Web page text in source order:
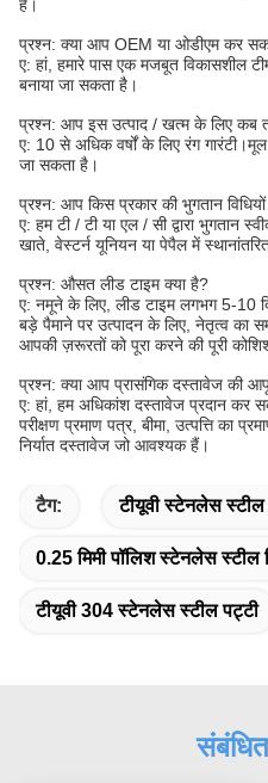
हैं।
प्रश्न: क्या आप OEM या ओडीएम कर
ए: हां, हमारे पास एक मजबूत विकासशील
बनाया जा सकता है।
प्रश्न: आप इस उत्पाद / खत्म के लिए कब
ए: 10 से अधिक वर्षों के लिए रंग गारंटी।मूल
जा सकता है।
प्रश्न: आप किस प्रकार की भुगतान
ए: हम टी / टी या एल / सी द्वारा भुगतान
खाते, वेस्टर्न यूनियन या पेपैल में
प्रश्न: औसत लीड टाइम क्या है?
ए: नमूने के लिए, लीड टाइम लगभग 5-10
बड़े पैमाने पर उत्पादन के लिए, नेतृत्व का
आपकी ज़रूरतों को पूरा करने की पूरी
प्रश्न: क्या आप प्रासंगिक दस्तावेज की
ए: हां, हम अधिकांश दस्तावेज प्रदान कर
परीक्षण प्रमाण पत्र, बीमा, उत्पत्ति का
निर्यात दस्तावेज जो आवश्यक हैं।
टैग: टीयूवी स्टेनलेस स्टील
0.25 मिमी पॉलिश स्टेनलेस स्टील
टीयूवी 304 स्टेनलेस स्टील पट्टी